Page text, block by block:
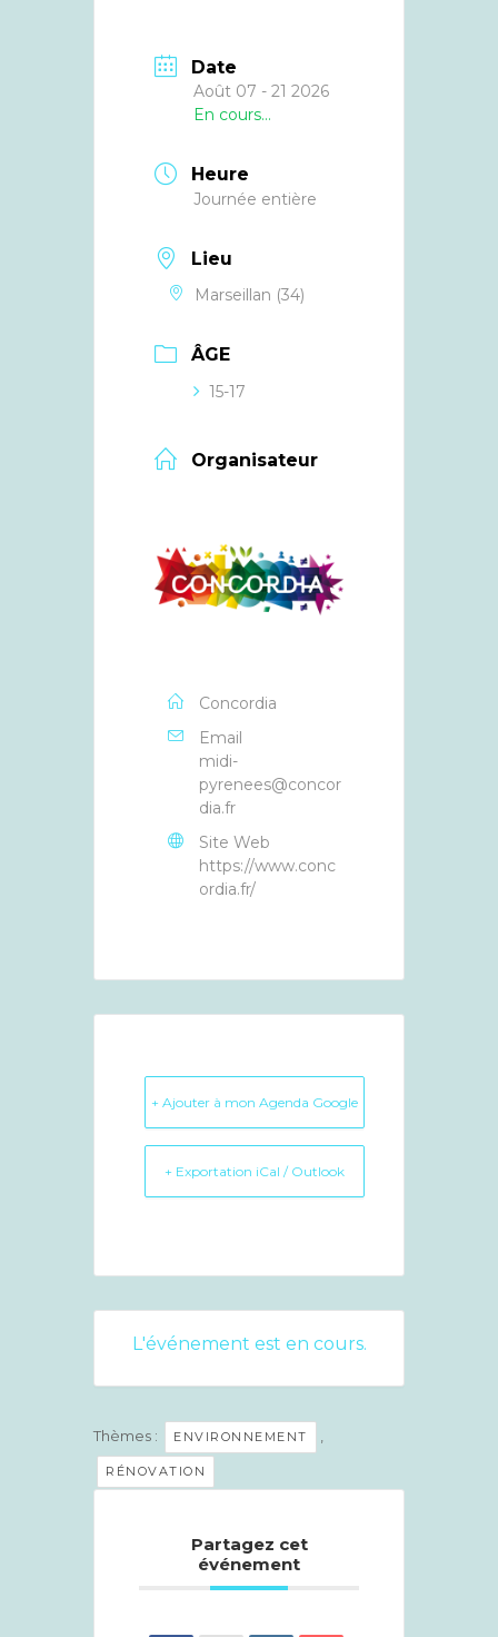
Date
Août 07 - 21 2026
En cours…
Heure
Journée entière
Lieu
Marseillan (34)
ÂGE
15-17
Organisateur
Concordia
Email
midi-
pyrenees@concor
dia.fr
Site Web
https://www.conc
ordia.fr/
+ Ajouter à mon Agenda Google
+ Exportation iCal / Outlook
L'événement est en cours.
Thèmes : ENVIRONNEMENT
RÉNOVATION
Partagez cet
événement